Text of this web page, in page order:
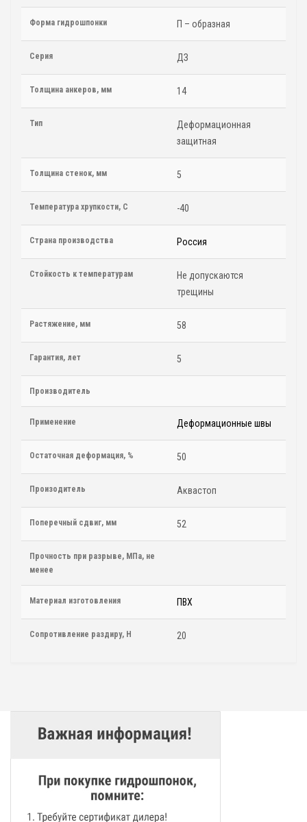
Форма гидрошпонки П – образная
Серия ДЗ
Толщина анкеров, мм 14
Тип
Деформационная
защитная
Толщина стенок, мм 5
Температура хрупкости, С -40
Страна производства Россия
Стойкость к температурам
Не допускаются
трещины
Растяжение, мм 58
Гарантия, лет 5
Производитель
Применение Деформационные швы
Остаточная деформация, % 50
Произодитель Аквастоп
Поперечный сдвиг, мм 52
Прочность при разрыве, МПа, не
менее
Материал изготовления ПВХ
Сопротивление раздиру, Н 20